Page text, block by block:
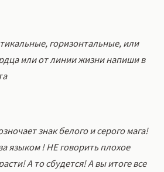
горизонтальные, или
или от линии жизни напиши в
знак белого и серого мага!
языком ! НЕ говорить плохое
А то сбудется! А вы итоге все